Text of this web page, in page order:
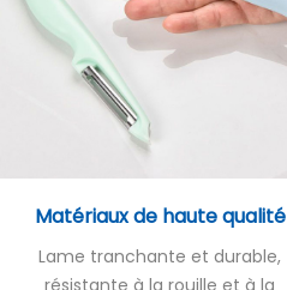
Matériaux de haute qualité
Lame tranchante et durable,
résistante à la rouille et à la